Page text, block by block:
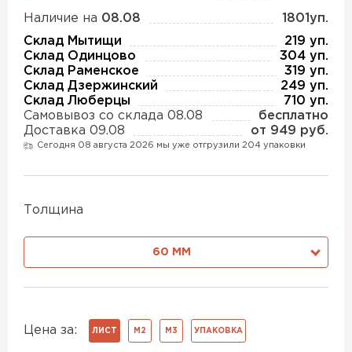
Наличие на 08.08
1801уп.
Склад Мытищи
219 уп.
Склад Одинцово
304 уп.
Склад Раменское
319 уп.
Склад Дзержинский
249 уп.
Склад Люберцы
710 уп.
Самовывоз со склада 08.08
бесплатно
Доставка 09.08
от 949 руб.
Сегодня 08 августа 2026 мы уже отгрузили 204 упаковки
Толщина
60 ММ
Цена за: ЛИСТ М2 М3 УПАКОВКА
Утеплитель Ruspanel
ПЕРЕЙТИ
Утеплитель Юматекс
Утеплитель Теплекс
Утеплитель Дирок
Утеплитель Белтеп
Утеплитель Тизол